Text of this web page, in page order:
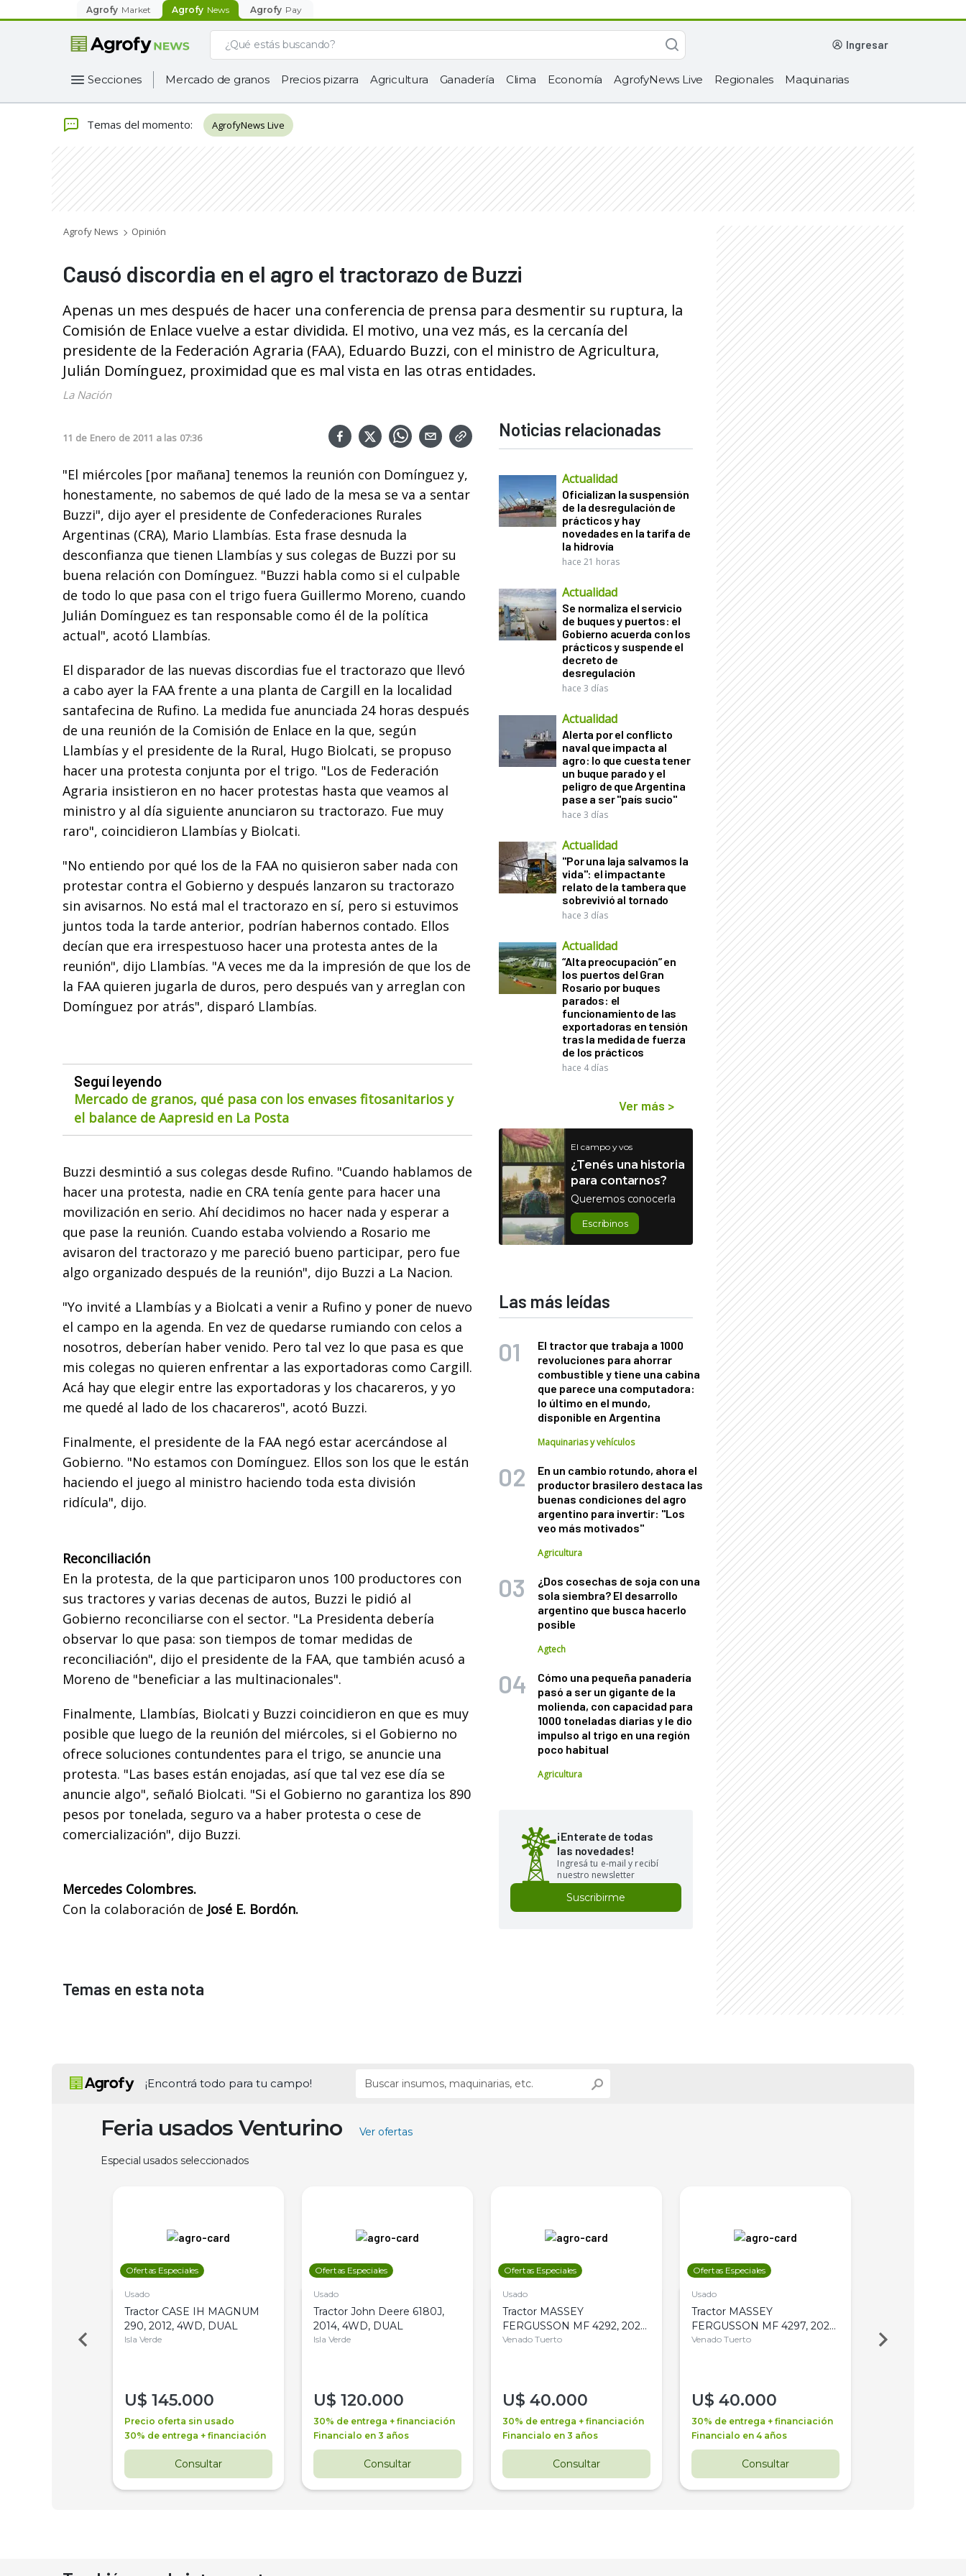
Agrofy Market Agrofy News Agrofy Pay
ingresar
Secciones Mercado de granos Precios pizarra Agricultura Ganadería Clima Economía AgrofyNews Live Regionales Maquinarias
Temas del momento: AgrofyNews Live
Agrofy News Opinión
Causó discordia en el agro el tractorazo de Buzzi
Apenas un mes después de hacer una conferencia de prensa para desmentir su ruptura, la
Comisión de Enlace vuelve a estar dividida. El motivo, una vez más, es la cercanía del
presidente de la Federación Agraria (FAA), Eduardo Buzzi, con el ministro de Agricultura,
Julián Domínguez, proximidad que es mal vista en las otras entidades.
La Nación
11 de Enero de 2011 a las 07:36
"El miércoles [por mañana] tenemos la reunión con Domínguez y,
honestamente, no sabemos de qué lado de la mesa se va a sentar
Buzzi", dijo ayer el presidente de Confederaciones Rurales
Argentinas (CRA), Mario Llambías. Esta frase desnuda la
desconfianza que tienen Llambías y sus colegas de Buzzi por su
buena relación con Domínguez. "Buzzi habla como si el culpable
de todo lo que pasa con el trigo fuera Guillermo Moreno, cuando
Julián Domínguez es tan responsable como él de la política
actual", acotó Llambías.
El disparador de las nuevas discordias fue el tractorazo que llevó
a cabo ayer la FAA frente a una planta de Cargill en la localidad
santafecina de Rufino. La medida fue anunciada 24 horas después
de una reunión de la Comisión de Enlace en la que, según
Llambías y el presidente de la Rural, Hugo Biolcati, se propuso
hacer una protesta conjunta por el trigo. "Los de Federación
Agraria insistieron en no hacer protestas hasta que veamos al
ministro y al día siguiente anunciaron su tractorazo. Fue muy
raro", coincidieron Llambías y Biolcati.
"No entiendo por qué los de la FAA no quisieron saber nada con
protestar contra el Gobierno y después lanzaron su tractorazo
sin avisarnos. No está mal el tractorazo en sí, pero si estuvimos
juntos toda la tarde anterior, podrían habernos contado. Ellos
decían que era irrespestuoso hacer una protesta antes de la
reunión", dijo Llambías. "A veces me da la impresión de que los de
la FAA quieren jugarla de duros, pero después van y arreglan con
Domínguez por atrás", disparó Llambías.
Seguí leyendo
Mercado de granos, qué pasa con los envases fitosanitarios y
el balance de Aapresid en La Posta
Buzzi desmintió a sus colegas desde Rufino. "Cuando hablamos de
hacer una protesta, nadie en CRA tenía gente para hacer una
movilización en serio. Ahí decidimos no hacer nada y esperar a
que pase la reunión. Cuando estaba volviendo a Rosario me
avisaron del tractorazo y me pareció bueno participar, pero fue
algo organizado después de la reunión", dijo Buzzi a La Nacion.
"Yo invité a Llambías y a Biolcati a venir a Rufino y poner de nuevo
el campo en la agenda. En vez de quedarse rumiando con celos a
nosotros, deberían haber venido. Pero tal vez lo que pasa es que
mis colegas no quieren enfrentar a las exportadoras como Cargill.
Acá hay que elegir entre las exportadoras y los chacareros, y yo
me quedé al lado de los chacareros", acotó Buzzi.
Finalmente, el presidente de la FAA negó estar acercándose al
Gobierno. "No estamos con Domínguez. Ellos son los que le están
haciendo el juego al ministro haciendo toda esta división
ridícula", dijo.
Reconciliación
En la protesta, de la que participaron unos 100 productores con
sus tractores y varias decenas de autos, Buzzi le pidió al
Gobierno reconciliarse con el sector. "La Presidenta debería
observar lo que pasa: son tiempos de tomar medidas de
reconciliación", dijo el presidente de la FAA, que también acusó a
Moreno de "beneficiar a las multinacionales".
Finalmente, Llambías, Biolcati y Buzzi coincidieron en que es muy
posible que luego de la reunión del miércoles, si el Gobierno no
ofrece soluciones contundentes para el trigo, se anuncie una
protesta. "Las bases están enojadas, así que tal vez ese día se
anuncie algo", señaló Biolcati. "Si el Gobierno no garantiza los 890
pesos por tonelada, seguro va a haber protesta o cese de
comercialización", dijo Buzzi.
Mercedes Colombres.
Con la colaboración de José E. Bordón.
Noticias relacionadas
Actualidad
Oficializan la suspensión
de la desregulación de
prácticos y hay
novedades en la tarifa de
la hidrovía
hace 21 horas
Actualidad
Se normaliza el servicio
de buques y puertos: el
Gobierno acuerda con los
prácticos y suspende el
decreto de
desregulación
hace 3 días
Actualidad
Alerta por el conflicto
naval que impacta al
agro: lo que cuesta tener
un buque parado y el
peligro de que Argentina
pase a ser "país sucio"
hace 3 días
Actualidad
"Por una laja salvamos la
vida": el impactante
relato de la tambera que
sobrevivió al tornado
hace 3 días
Actualidad
“Alta preocupación” en
los puertos del Gran
Rosario por buques
parados: el
funcionamiento de las
exportadoras en tensión
tras la medida de fuerza
de los prácticos
hace 4 días
Ver más >
El campo y vos
¿Tenés una historia
para contarnos?
Queremos conocerla
Escribinos
Las más leídas
El tractor que trabaja a 1000
revoluciones para ahorrar
combustible y tiene una cabina
que parece una computadora:
lo último en el mundo,
disponible en Argentina
Maquinarias y vehículos
En un cambio rotundo, ahora el
productor brasilero destaca las
buenas condiciones del agro
argentino para invertir: "Los
veo más motivados"
Agricultura
¿Dos cosechas de soja con una
sola siembra? El desarrollo
argentino que busca hacerlo
posible
Agtech
Cómo una pequeña panadería
pasó a ser un gigante de la
molienda, con capacidad para
1000 toneladas diarias y le dio
impulso al trigo en una región
poco habitual
Agricultura
¡Enterate de todas
las novedades!
Ingresá tu e-mail y recibí
nuestro newsletter
Suscribirme
Temas en esta nota
¡Encontrá todo para tu campo!
Feria usados Venturino Ver ofertas
Especial usados seleccionados
Ofertas Especiales
Usado
Tractor CASE IH MAGNUM
290, 2012, 4WD, DUAL
Isla Verde
U$ 145.000
Precio oferta sin usado
30% de entrega + financiación
Consultar
Ofertas Especiales
Usado
Tractor John Deere 6180J,
2014, 4WD, DUAL
Isla Verde
U$ 120.000
30% de entrega + financiación
Financialo en 3 años
Consultar
Ofertas Especiales
Usado
Tractor MASSEY
FERGUSSON MF 4292, 2020,
4WD, PATON
Venado Tuerto
U$ 40.000
30% de entrega + financiación
Financialo en 3 años
Consultar
Ofertas Especiales
Usado
Tractor MASSEY
FERGUSSON MF 4297, 2020,
4WD, PATON
Venado Tuerto
U$ 40.000
30% de entrega + financiación
Financialo en 4 años
Consultar
Venado Tuerto